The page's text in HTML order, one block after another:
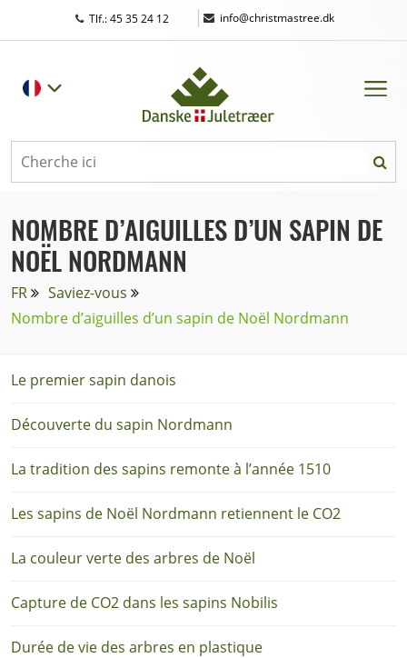
Tlf.: 45 35 24 12 | info@christmastree.dk
NOMBRE D’AIGUILLES D’UN SAPIN DE
NOËL NORDMANN
FR
Saviez-vous
Nombre d’aiguilles d’un sapin de Noël Nordmann
Le premier sapin danois
Découverte du sapin Nordmann
La tradition des sapins remonte à l’année 1510
Les sapins de Noël Nordmann retiennent le CO2
La couleur verte des arbres de Noël
Capture de CO2 dans les sapins Nobilis
Durée de vie des arbres en plastique